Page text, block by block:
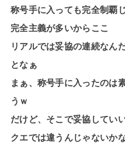
称号手に入っても完全制覇
完全主義が多いからここ
リアルでは妥協の連続なん
となぁ
まぁ、称号手に入ったのは
うｗ
だけど、そこで妥協してい
クエでは違うんじゃないか